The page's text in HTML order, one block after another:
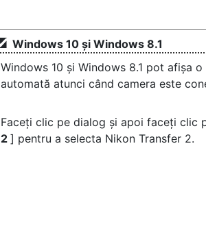
Windows 10 și Windows 8.1
Windows 10 și Windows 8.1 pot afișa
automată atunci când camera este
Faceți clic pe dialog și apoi faceți clic
2 ] pentru a selecta Nikon Transfer 2.